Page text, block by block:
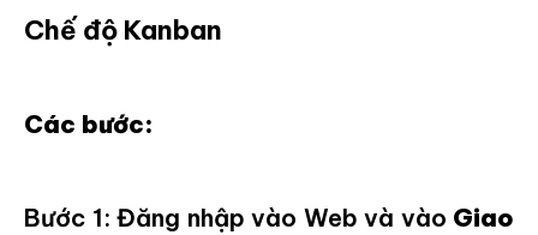
Chế độ Kanban
Các bước:
Bước 1: Đăng nhập vào Web và vào Giao